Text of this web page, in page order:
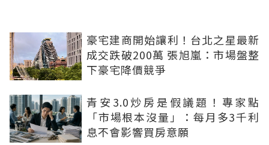
豪宅建商開始讓利！台北之星最新
成交跌破200萬 張旭嵐：市場盤整
下豪宅降價競爭
青安3.0炒房是假議題！專家點
「市場根本沒量」：每月多3千利
息不會影響買房意願